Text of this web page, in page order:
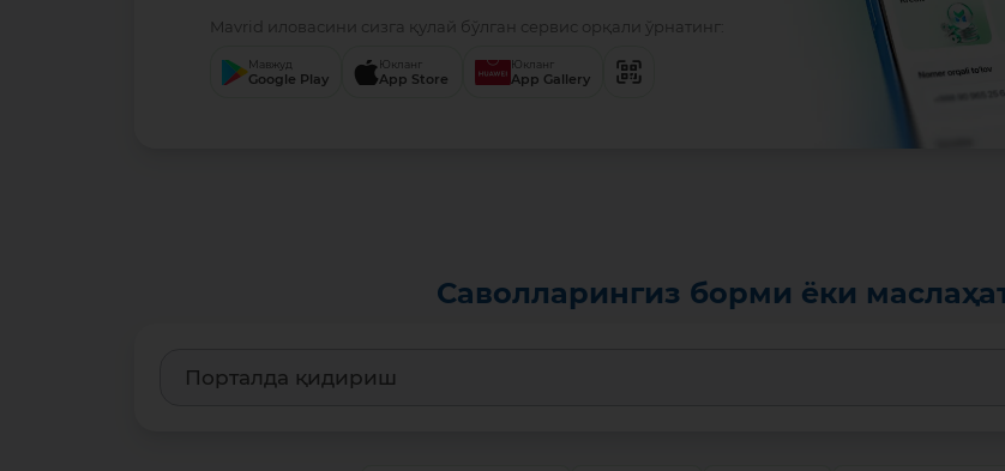
Mavrid иловасини сизга қулай бўлган сервис орқали ўрнатинг:
Мавжуд
Google Play
Юкланг
App Store
Юкланг
App Gallery
Саволларингиз борми ёки